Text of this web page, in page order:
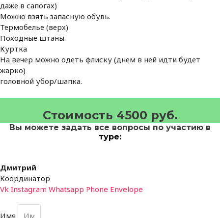
даже в сапогах)
Можно взять запасную обувь.
Термобелье (верх)
Походные штаны.
Куртка
На вечер можно одеть флиску (днем в ней идти будет
жарко)
головной убор/шапка.
Стоимость 4500 руб.
Вы можете задать все вопросы по участию в
туре:
Дмитрий
Координатор
Vk Instagram Whatsapp Phone Envelope
Имя